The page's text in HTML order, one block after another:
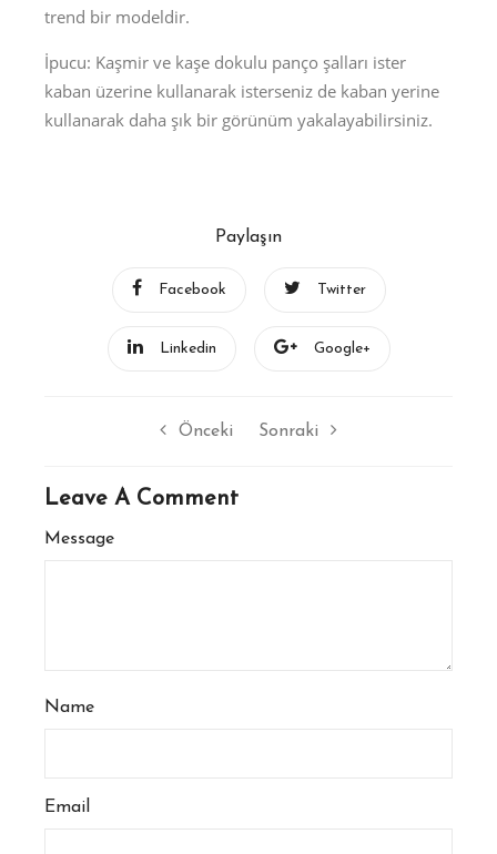
trend bir modeldir.
İpucu: Kaşmir ve kaşe dokulu panço şalları ister
kaban üzerine kullanarak isterseniz de kaban yerine
kullanarak daha şık bir görünüm yakalayabilirsiniz.
Paylaşın
Facebook Twitter
Linkedin Google+
Önceki Sonraki
Leave A Comment
Message
Name
Email